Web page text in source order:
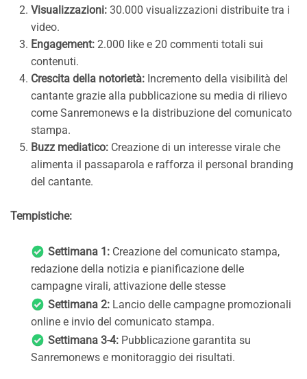
Visualizzazioni: 30.000 visualizzazioni distribuite tra i
video.
Engagement: 2.000 like e 20 commenti totali sui
contenuti.
Crescita della notorietà: Incremento della visibilità del
cantante grazie alla pubblicazione su media di rilievo
come Sanremonews e la distribuzione del comunicato
stampa.
Buzz mediatico: Creazione di un interesse virale che
alimenta il passaparola e rafforza il personal branding
del cantante.
Tempistiche:
Settimana 1: Creazione del comunicato stampa,
redazione della notizia e pianificazione delle
campagne virali, attivazione delle stesse
Settimana 2: Lancio delle campagne promozionali
online e invio del comunicato stampa.
Settimana 3-4: Pubblicazione garantita su
Sanremonews e monitoraggio dei risultati.